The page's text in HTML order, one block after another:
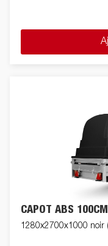
CAPOT ABS 100CM
1280x2700x1000 noir